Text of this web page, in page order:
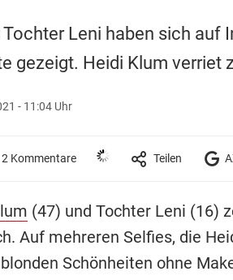
Leni haben sich auf
gezeigt. Heidi Klum verriet
- 11:04 Uhr
2 Kommentare Teilen
(47) und Tochter Leni (16)
Auf mehreren Selfies, die
Schönheiten ohne